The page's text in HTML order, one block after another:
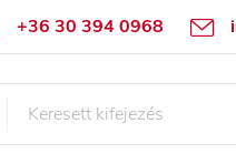
+36 30 394 0968
Üzleti feltételek (ÁSZF)